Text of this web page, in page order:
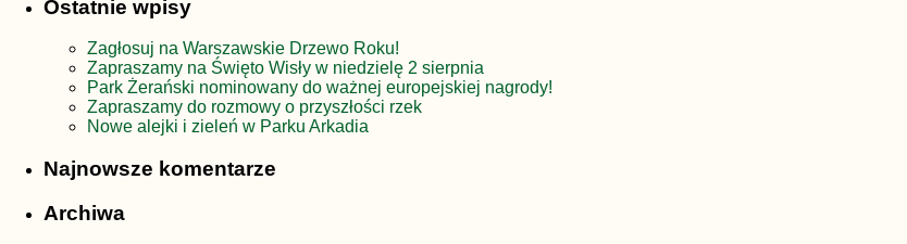
Ostatnie wpisy
Zagłosuj na Warszawskie Drzewo Roku!
Zapraszamy na Święto Wisły w niedzielę 2 sierpnia
Park Żerański nominowany do ważnej europejskiej nagrody!
Zapraszamy do rozmowy o przyszłości rzek
Nowe alejki i zieleń w Parku Arkadia
Najnowsze komentarze
Archiwa